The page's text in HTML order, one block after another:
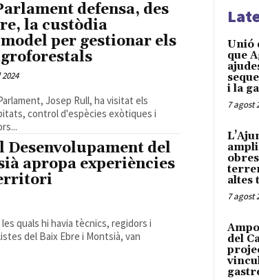
defensa, des
la custòdia
per gestionar els
Josep Rull, ha visitat els
control d'espècies exòtiques i
Desenvolupament del
apropa experiències
quals hi havia tècnics, regidors i
del Baix Ebre i Montsià, van
Unió
que
i la
7 agost
altes
7 agost
del